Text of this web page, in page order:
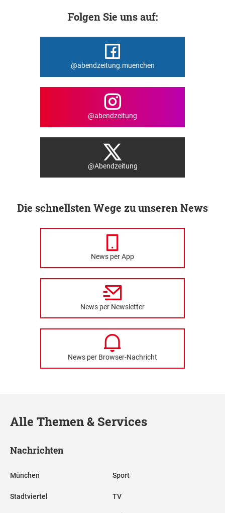
Folgen Sie uns auf:
@abendzeitung.muenchen
@abendzeitung
@Abendzeitung
Die schnellsten Wege zu unseren News
News per App
News per Newsletter
News per Browser-Nachricht
Alle Themen & Services
Nachrichten
München
Stadtviertel
Sport
TV